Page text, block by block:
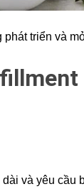
triển và
và yêu cầu